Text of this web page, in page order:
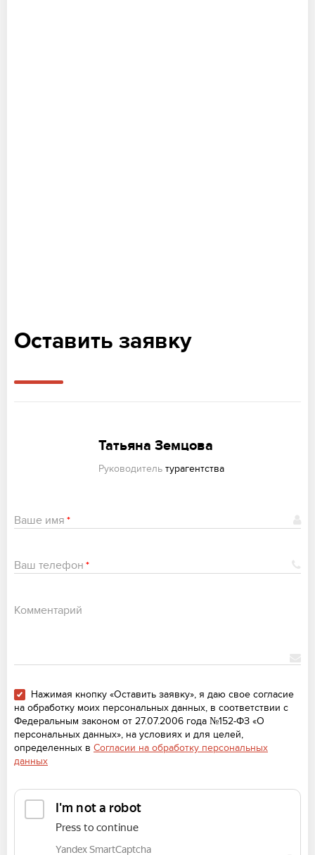
Оставить заявку
Татьяна Земцова
Руководитель турагентства
Ваше имя *
Ваш телефон *
Комментарий
Нажимая кнопку «Оставить заявку», я даю свое согласие
на обработку моих персональных данных, в соответствии с
Федеральным законом от 27.07.2006 года №152-ФЗ «О
персональных данных», на условиях и для целей,
определенных в Согласии на обработку персональных
данных